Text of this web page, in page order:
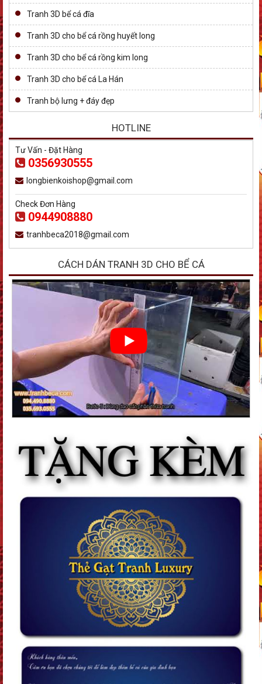
Tranh 3D bể cá đĩa
Tranh 3D cho bể cá rồng huyết long
Tranh 3D cho bể cá rồng kim long
Tranh 3D cho bể cá La Hán
Tranh bộ lưng + đáy đẹp
HOTLINE
Tư Vấn - Đặt Hàng
0356930555
longbienkoishop@gmail.com
Check Đơn Hàng
0944908880
tranhbeca2018@gmail.com
CÁCH DÁN TRANH 3D CHO BỂ CÁ